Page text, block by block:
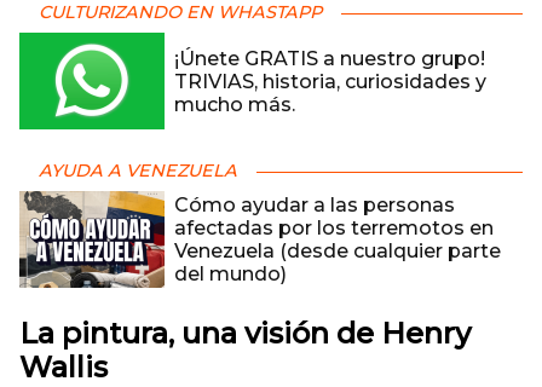
CULTURIZANDO EN WHASTAPP
¡Únete GRATIS a nuestro grupo!
TRIVIAS, historia, curiosidades y
mucho más.
AYUDA A VENEZUELA
Cómo ayudar a las personas
afectadas por los terremotos en
Venezuela (desde cualquier parte
del mundo)
La pintura, una visión de Henry
Wallis